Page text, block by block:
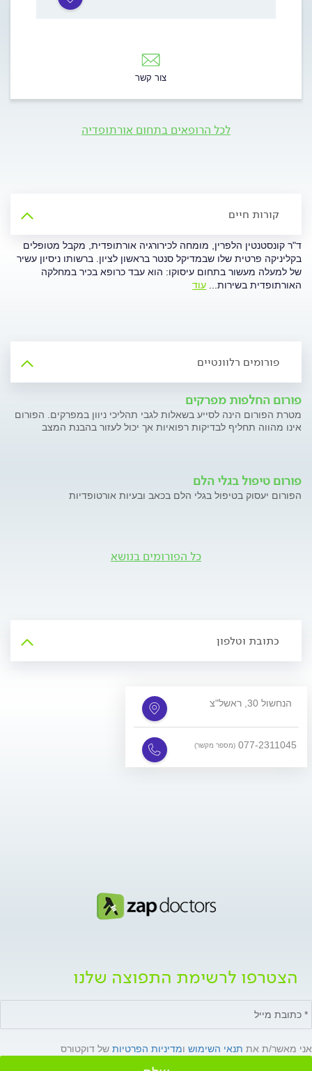
צור קשר
לכל הרופאים בתחום אורתופדיה
קורות חיים
ד"ר קונסטנטין הלפרין, מומחה לכירורגיה אורתופדית, מקבל מטופלים
בקליניקה פרטית שלו שבמדיקל סנטר בראשון לציון. ברשותו ניסיון עשיר
של למעלה מעשור בתחום עיסוקו: הוא עבד כרופא בכיר במחלקה
האורתופדית בשירות
עוד
פורומים רלוונטיים
פורום החלפות מפרקים
מטרת הפורום הינה לסייע בשאלות לגבי תהליכי ניוון במפרקים. הפורום
אינו מהווה תחליף לבדיקות רפואיות אך יכול לעזור בהבנת המצב
פורום טיפול בגלי הלם
הפורום יעסוק בטיפול בגלי הלם בכאב ובעיות אורטופדיות
כל הפורומים בנושא
כתובת וטלפון
הנחשול 30, ראשל"צ
077-2311045 (מספר מקשר)
הצטרפו לרשימת התפוצה שלנו
אני מאשר/ת את תנאי השימוש ומדיניות הפרטיות של דוקטורס